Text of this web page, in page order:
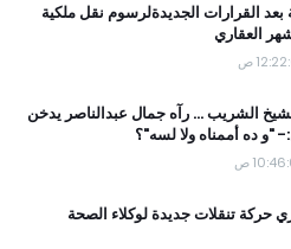
بعد القرارات الجديدةلرسوم نقل ملكية
العقاري
الشريب ... رآه جمال عبدالناصر يدخن
"و ده أممناه ولا لسه"؟
حركة تنقلات جديدة لوكلاء الصحة